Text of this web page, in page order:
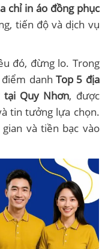
chỉ in áo đồng phục
tiến độ và dịch vụ
đó, đừng lo. Trong
danh Top 5 địa
Quy Nhơn, được
tin tưởng lựa chọn.
và tiền bạc vào